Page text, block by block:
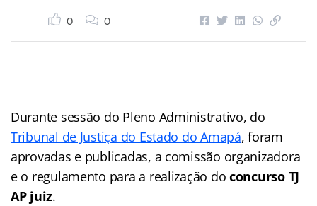
0 0
Durante sessão do Pleno Administrativo, do
Tribunal de Justiça do Estado do Amapá, foram
aprovadas e publicadas, a comissão organizadora
e o regulamento para a realização doconcurso TJ
AP juiz.